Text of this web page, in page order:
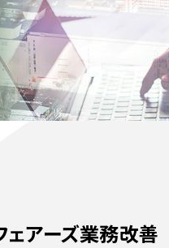
ェアーズ業務改善